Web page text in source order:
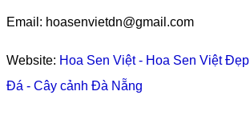
Email: hoasenvietdn@gmail.com
Website: Hoa Sen Việt- Hoa Sen Việt Đẹp
Đá - Cây cảnh Đà Nẵng